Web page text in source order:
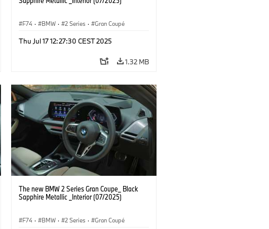
F74 · BMW · 2 Series · Gran Coupé
Thu Jul 17 12:27:30 CEST 2025
1.32 MB
The new BMW 2 Series Gran Coupe_ Black
Sapphire Metallic _Interior (07/2025)
F74 · BMW · 2 Series · Gran Coupé